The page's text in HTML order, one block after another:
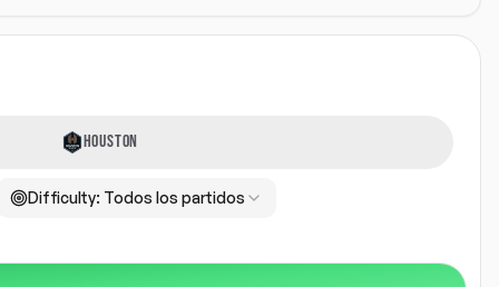
HOUSTON
Difficulty: Todos los partidos